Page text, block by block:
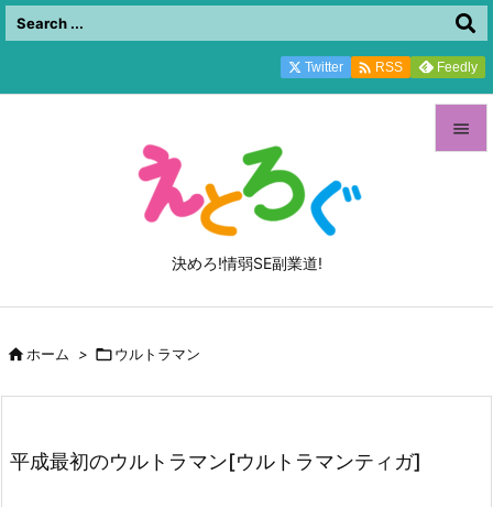
決めろ!情弱SE副業道!

前へ

Twitter  RSS Feedly
ホーム > ウルトラマン
平成最初のウルトラマン[ウルトラマンティガ]